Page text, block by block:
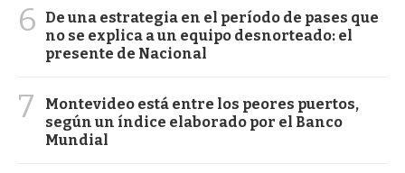
6
De una estrategia en el período de pases que
no se explica a un equipo desnorteado: el
presente de Nacional
7
Montevideo está entre los peores puertos,
según un índice elaborado por el Banco
Mundial